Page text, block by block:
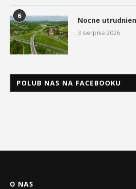
6 Nocne
3 sierpnia 2026
POLUB NAS NA FACEBOOKU
O NAS